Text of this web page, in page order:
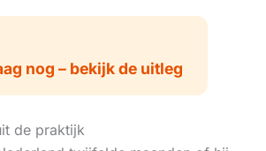
nog – bekijk de uitleg
de praktijk